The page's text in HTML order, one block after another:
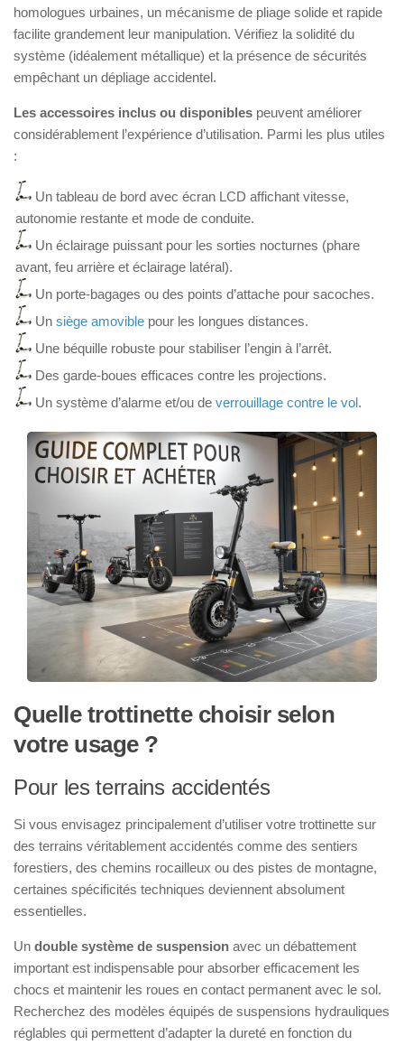
homologues urbaines, un mécanisme de pliage solide et rapide
facilite grandement leur manipulation. Vérifiez la solidité du
système (idéalement métallique) et la présence de sécurités
empêchant un dépliage accidentel.
Les accessoires inclus ou disponibles peuvent améliorer
considérablement l’expérience d’utilisation. Parmi les plus utiles
:
Un tableau de bord avec écran LCD affichant vitesse,
autonomie restante et mode de conduite.
Un éclairage puissant pour les sorties nocturnes (phare
avant, feu arrière et éclairage latéral).
Un porte-bagages ou des points d’attache pour sacoches.
Un siège amovible pour les longues distances.
Une béquille robuste pour stabiliser l’engin à l’arrêt.
Des garde-boues efficaces contre les projections.
Un système d’alarme et/ou de verrouillage contre le vol.
Quelle trottinette choisir selon
votre usage ?
Pour les terrains accidentés
Si vous envisagez principalement d’utiliser votre trottinette sur
des terrains véritablement accidentés comme des sentiers
forestiers, des chemins rocailleux ou des pistes de montagne,
certaines spécificités techniques deviennent absolument
essentielles.
Un double système de suspension avec un débattement
important est indispensable pour absorber efficacement les
chocs et maintenir les roues en contact permanent avec le sol.
Recherchez des modèles équipés de suspensions hydrauliques
réglables qui permettent d’adapter la dureté en fonction du